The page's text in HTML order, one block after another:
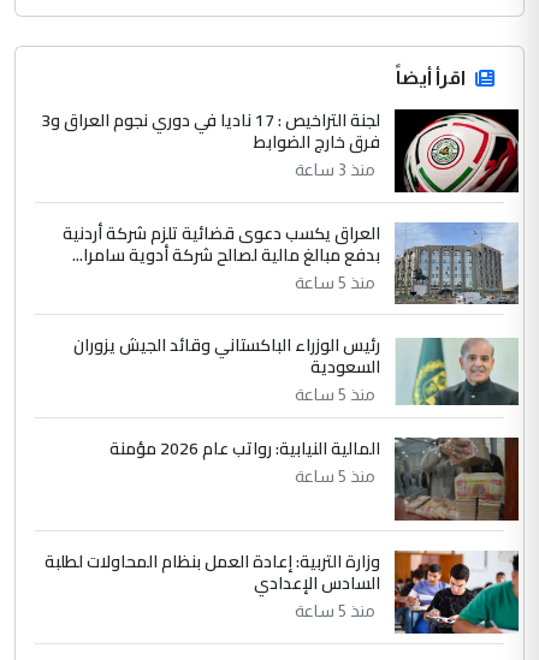
اقرأ أيضاً
لجنة التراخيص : 17 ناديا في دوري نجوم العراق و3
فرق خارج الضوابط
منذ 3 ساعة
العراق يكسب دعوى قضائية تلزم شركة أردنية
بدفع مبالغ مالية لصالح شركة أدوية سامرا...
منذ 5 ساعة
رئيس الوزراء الباكستاني وقائد الجيش يزوران
السعودية
منذ 5 ساعة
المالية النيابية: رواتب عام 2026 مؤمنة
منذ 5 ساعة
وزارة التربية: إعادة العمل بنظام المحاولات لطلبة
السادس الإعدادي
منذ 5 ساعة